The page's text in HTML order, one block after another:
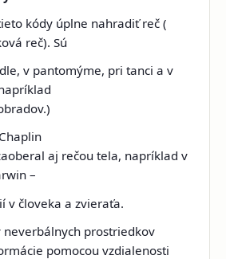
kódy úplne nahradiť reč (
reč). Sú
v pantomýme, pri tanci a v
aj rečou tela, napríklad v
–
v človeka a zvieraťa.
neverbálnych prostriedkov
pomocou vzdialenosti